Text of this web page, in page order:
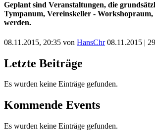
Geplant sind Veranstaltungen, die
Tympanum, Vereinskeller -
werden.
08.11.2015, 20:35 von HansChr08.11.2015 |
Letzte Beiträge
Es wurden keine Einträge gefunden.
Kommende Events
Es wurden keine Einträge gefunden.